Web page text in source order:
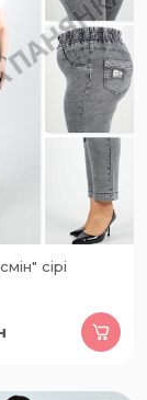
сірі